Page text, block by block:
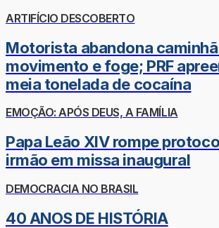
ARTIFÍCIO DESCOBERTO
Motorista abandona
movimento e foge; PRF
meia tonelada de cocaína
EMOÇÃO: APÓS DEUS, A FAMÍLIA
Papa Leão XIV rompe
irmão em missa inaugural
DEMOCRACIA NO BRASIL
40 ANOS DE HISTÓRIA